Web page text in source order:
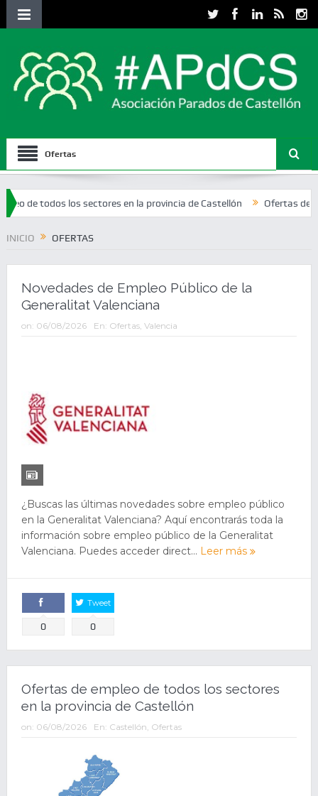
Ofertas
los sectores en la provincia de Castellón Ofertas de empleo del
INICIO OFERTAS
Novedades de Empleo Público de la
Generalitat Valenciana
on: 06/08/2026 En: Ofertas, Valencia
¿Buscas las últimas novedades sobre empleo público
en la Generalitat Valenciana? Aquí encontrarás toda la
información sobre empleo público de la Generalitat
Valenciana. Puedes acceder direct... Leer más
Comparte
0
Tweet
0
Ofertas de empleo de todos los sectores
en la provincia de Castellón
on: 06/08/2026 En: Castellón Ofertas